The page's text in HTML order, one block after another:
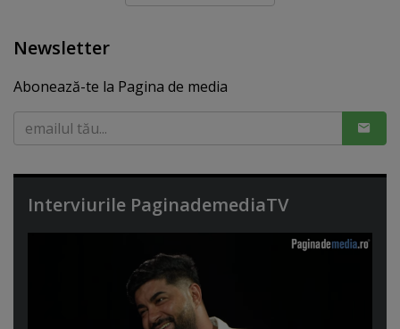
Newsletter
Abonează-te la Pagina de media
Interviurile PaginademediaTV